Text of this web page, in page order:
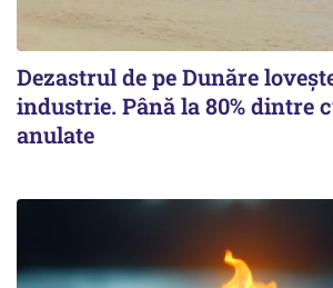
Dezastrul de pe Dunăre
industrie. Până la 80% dintre
anulate